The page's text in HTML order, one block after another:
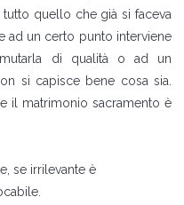
quello che già si faceva
ad un certo punto interviene
di qualità o ad un
si capisce bene cosa sia.
il matrimonio sacramento è
se irrilevante è